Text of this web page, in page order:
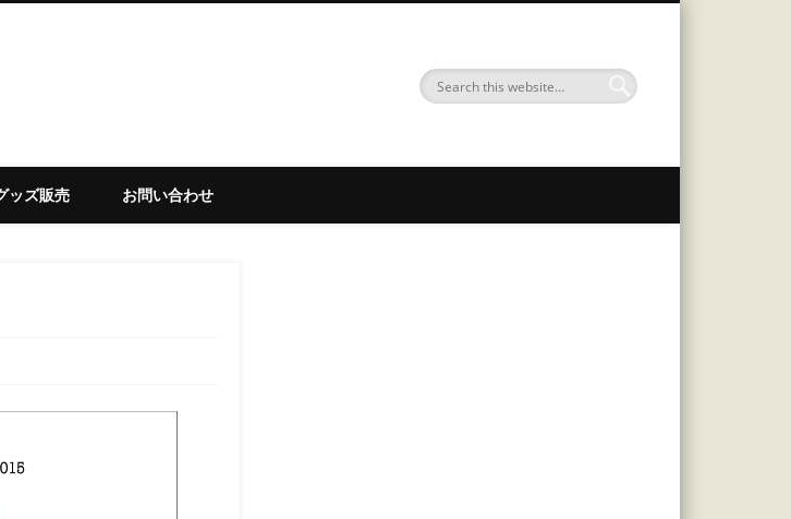
ッズ販売 お問い合わせ